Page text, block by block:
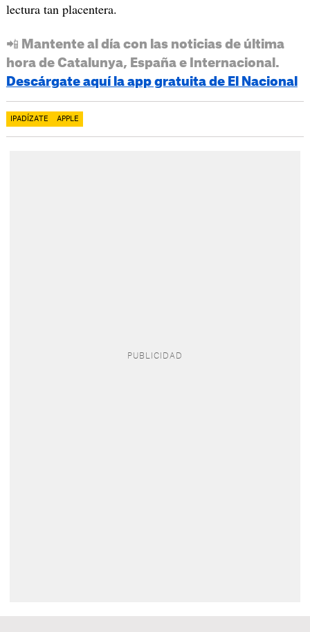
lectura tan placentera.
📲 Mantente al día con las noticias de última
hora de Catalunya, España e Internacional.
Descárgate aquí la app gratuita de El Nacional
IPADÍZATE APPLE